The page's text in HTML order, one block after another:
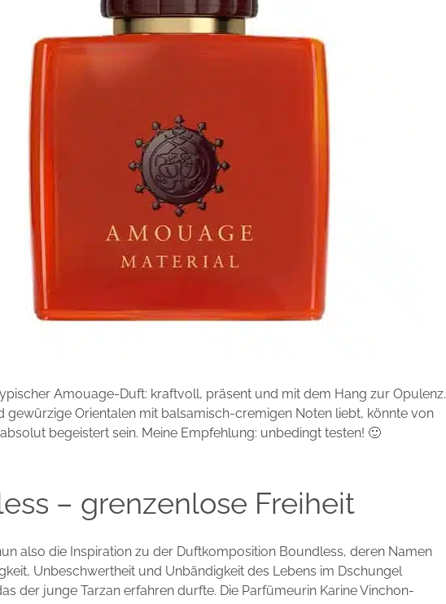
Amouage-Duft: kraftvoll, präsent und mit dem Hang zur Opulenz.
gewürzige Orientalen mit balsamisch-cremigen Noten liebt, könnte von
begeistert sein. Meine Empfehlung: unbedingt testen! 🙂
– grenzenlose Freiheit
also die Inspiration zu der Duftkomposition Boundless, deren Namen
Unbeschwertheit und Unbändigkeit des Lebens im Dschungel
der junge Tarzan erfahren durfte. Die Parfümeurin Karine Vinchon-